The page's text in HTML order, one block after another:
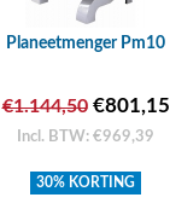
Planeetmenger Pm10
€1.144,50€801,15
Incl. BTW: €969,39
30% KORTING